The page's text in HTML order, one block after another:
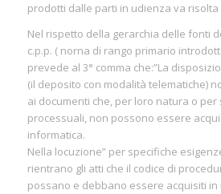
prodotti dalle parti in udienza va
Nel rispetto della gerarchia delle fonti
c.p.p. ( norna di rango primario
prevede al 3° comma che:”La
(il deposito con modalità telematiche)
ai documenti che, per loro natura o
processuali, non possono essere
informatica.
Nella locuzione” per specifiche
rientrano gli atti che il codice di
possano e debbano essere acquisiti in